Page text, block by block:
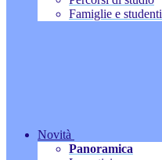
Famiglie e studenti
Novità
Panoramica